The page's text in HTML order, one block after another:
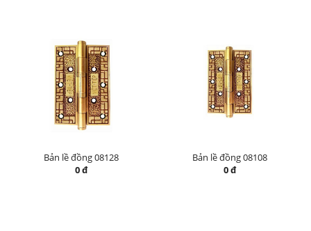
Bản lề đồng 08128
0 đ
Bản lề đồng 08108
0 đ